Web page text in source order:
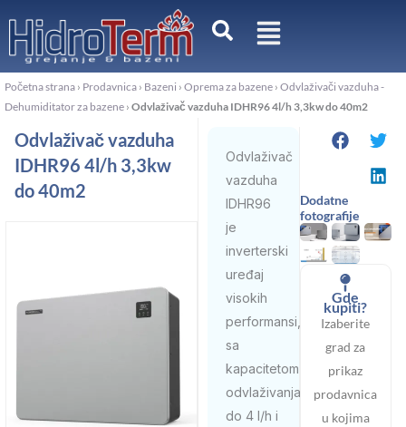
садржај
Početna strana › Prodavnica › Bazeni › Oprema za bazene › Odvlaživači vazduha -
Dehumiditator za bazene › Odvlaživač vazduha IDHR96 4l/h 3,3kw do 40m2
Odvlaživač vazduha
IDHR96 4l/h 3,3kw
do 40m2
Odvlaživač
vazduha
IDHR96
je
inverterski
uređaj
visokih
performansi,
sa
kapacitetom
odvlaživanja
do 4 l/h i
Dodatne
fotografije
Gde
kupiti?
Izaberite
grad za
prikaz
prodavnica
u kojima